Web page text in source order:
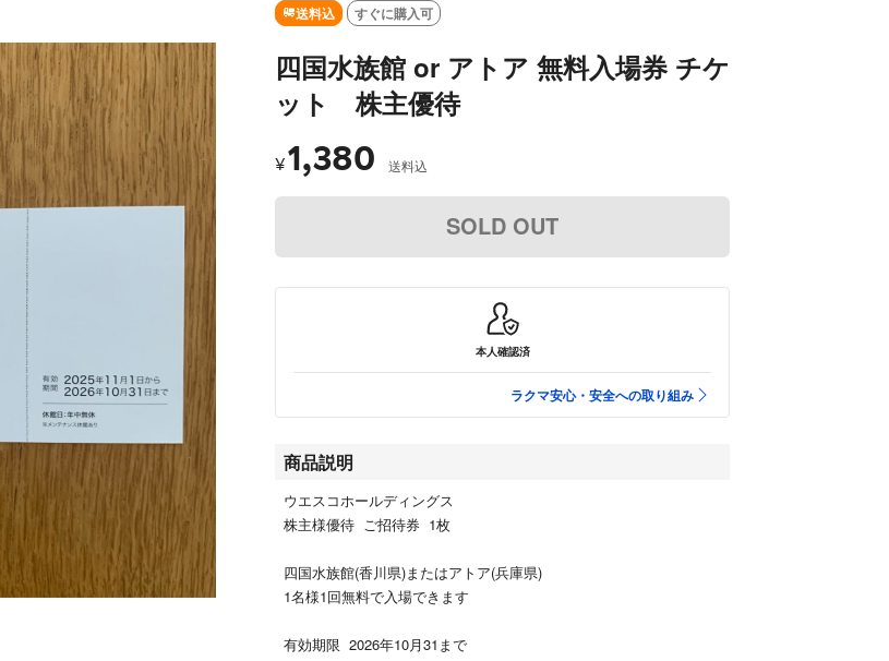
送料込 すぐに購入可
四国水族館 or アトア 無料入場券 チケ
ット 株主優待
¥1,380 送料込
SOLD OUT
本人確認済
ラクマ安心・安全への取り組み
商品説明
ウエスコホールディングス
株主様優待 ご招待券 1枚
四国水族館(香川県)またはアトア(兵庫県)
1名様1回無料で入場できます
有効期限 2026年10月31まで